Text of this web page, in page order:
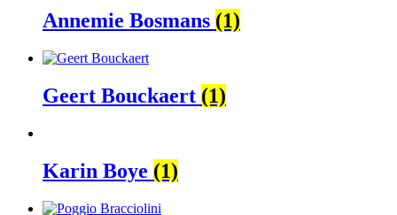
Annemie Bosmans (1)
Geert Bouckaert (1)
Karin Boye (1)